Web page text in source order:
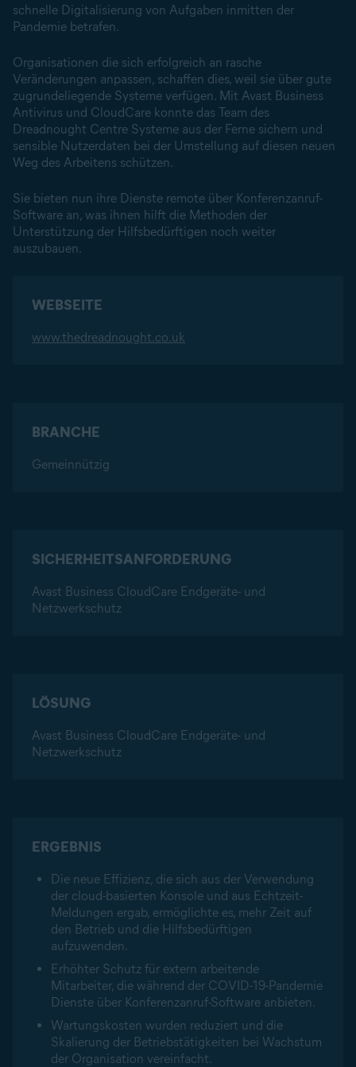
schnelle Digitalisierung von Aufgaben inmitten der
Pandemie betrafen.
Organisationen die sich erfolgreich an rasche
Veränderungen anpassen, schaffen dies, weil sie über gute
zugrundeliegende Systeme verfügen. Mit Avast Business
Antivirus und CloudCare konnte das Team des
Dreadnought Centre Systeme aus der Ferne sichern und
sensible Nutzerdaten bei der Umstellung auf diesen neuen
Weg des Arbeitens schützen.
Sie bieten nun ihre Dienste remote über Konferenzanruf-
Software an, was ihnen hilft die Methoden der
Unterstützung der Hilfsbedürftigen noch weiter
auszubauen.
WEBSEITE
www.thedreadnought.co.uk
BRANCHE
Gemeinnützig
SICHERHEITSANFORDERUNG
Avast Business CloudCare Endgeräte- und
Netzwerkschutz
LÖSUNG
Avast Business CloudCare Endgeräte- und
Netzwerkschutz
ERGEBNIS
Die neue Effizienz, die sich aus der Verwendung
der cloud-basierten Konsole und aus Echtzeit-
Meldungen ergab, ermöglichte es, mehr Zeit auf
den Betrieb und die Hilfsbedürftigen
aufzuwenden.
Erhöhter Schutz für extern arbeitende
Mitarbeiter, die während der COVID-19-Pandemie
Dienste über Konferenzanruf-Software anbieten.
Wartungskosten wurden reduziert und die
Skalierung der Betriebstätigkeiten bei Wachstum
der Organisation vereinfacht.